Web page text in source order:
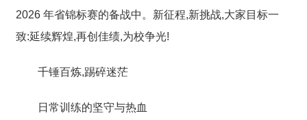
2026 年省锦标赛的备战中。新征程,新挑战,大家目标一
致:延续辉煌,再创佳绩,为校争光!
千锤百炼,踢碎迷茫
日常训练的坚守与热血